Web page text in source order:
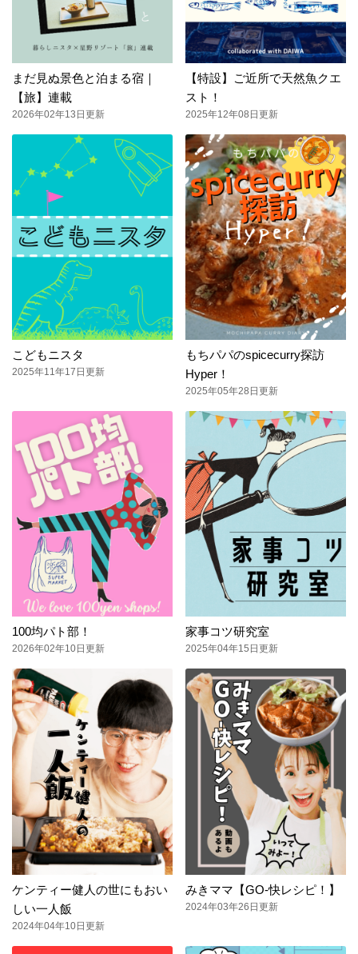
まだ見ぬ景色と泊まる宿｜
【旅】連載
2026年02年13日更新
【特設】ご近所で天然魚クエ
スト！
2025年12年08日更新
こどもニスタ
2025年11年17日更新
もちパパのspicecurry探訪
Hyper！
2025年05年28日更新
100均パト部！
2026年02年10日更新
家事コツ研究室
2025年04年15日更新
ケンティー健人の世にもおい
しい一人飯
2024年04年10日更新
みきママ【GO-快レシピ！】
2024年03年26日更新